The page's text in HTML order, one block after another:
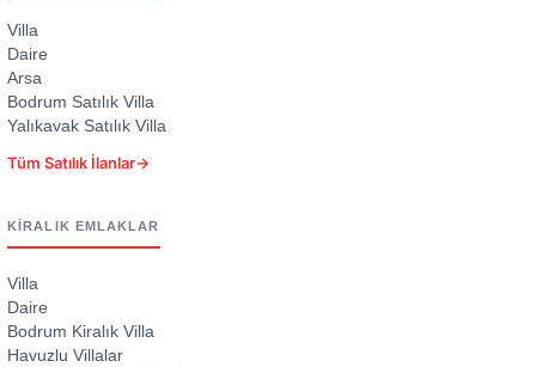
Villa
Daire
Arsa
Bodrum Satılık Villa
Yalıkavak Satılık Villa
Tüm Satılık İlanlar→
KIRALIK EMLAKLAR
Villa
Daire
Bodrum Kiralık Villa
Havuzlu Villalar